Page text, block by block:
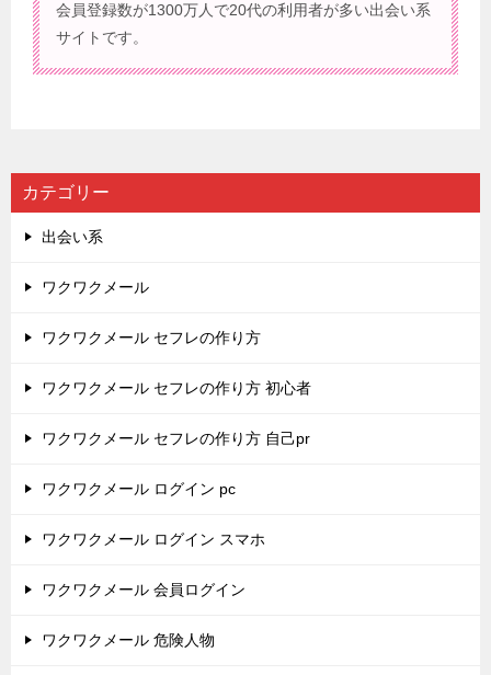
会員登録数が1300万人で20代の利用者が多い出会い系
サイトです。
カテゴリー
出会い系
ワクワクメール
ワクワクメール セフレの作り方
ワクワクメール セフレの作り方 初心者
ワクワクメール セフレの作り方 自己pr
ワクワクメール ログイン pc
ワクワクメール ログイン スマホ
ワクワクメール 会員ログイン
ワクワクメール 危険人物